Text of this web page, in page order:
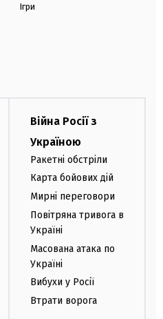
Ігри
Війна Росії з
Україною
Ракетні обстріли
Карта бойових дій
Мирні переговори
Повітряна тривога в
Україні
Масована атака по
Україні
Вибухи у Росії
Втрати ворога